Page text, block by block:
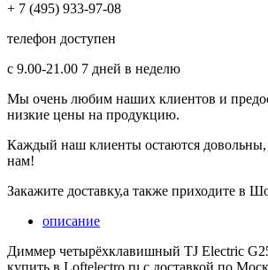
+ 7 (495) 933-97-08
телефон доступен
с 9.00-21.00 7 дней в неделю
Мы очень любим наших клиентов и
низкие цены на продукцию.
Каждый наш клиенты остаются довольны,
нам!
Закажите доставку,а также приходите в
описание
Диммер четырёхклавишный TJ Electric